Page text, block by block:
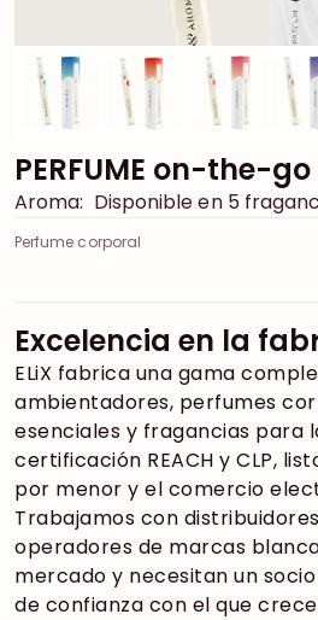
PERFUME on-the-go
Aroma: Disponible en 5
Perfume corporal
Excelencia en la
ELiX fabrica una gama
ambientadores, perfumes
esenciales y fragancias para
certificación REACH y CLP,
por menor y el comercio
Trabajamos con
operadores de marcas
mercado y necesitan un
de confianza con el que